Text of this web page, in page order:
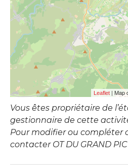
Leaflet | Map
Vous êtes propriétaire de
gestionnaire de cette
Pour modifier ou compléter
contacter OT DU GRAND PIC